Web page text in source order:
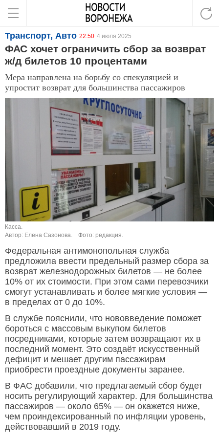
Транспорт, Авто 22:50 4 июля 2025
ФАС хочет ограничить сбор за возврат
ж/д билетов 10 процентами
Мера направлена на борьбу со спекуляцией и
упростит возврат для большинства пассажиров
Касса.
Автор: Елена Сазонова.
Фото: редакция.
Федеральная антимонопольная служба
предложила ввести предельный размер сбора за
возврат железнодорожных билетов — не более
10% от их стоимости. При этом сами перевозчики
смогут устанавливать и более мягкие условия —
в пределах от 0 до 10%.
В службе пояснили, что нововведение поможет
бороться с массовым выкупом билетов
посредниками, которые затем возвращают их в
последний момент. Это создаёт искусственный
дефицит и мешает другим пассажирам
приобрести проездные документы заранее.
В ФАС добавили, что предлагаемый сбор будет
носить регулирующий характер. Для большинства
пассажиров — около 65% — он окажется ниже,
чем проиндексированный по инфляции уровень,
действовавший в 2019 году.